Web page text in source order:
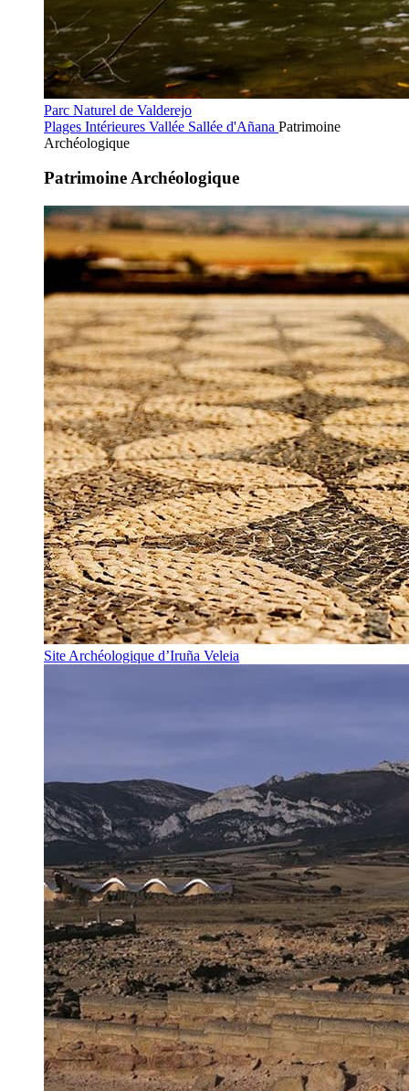
Parc Naturel de Valderejo
Plages Intérieures Vallée Sallée d'Añana Patrimoine
Archéologique
Patrimoine Archéologique
Site Archéologique d’Iruña Veleia